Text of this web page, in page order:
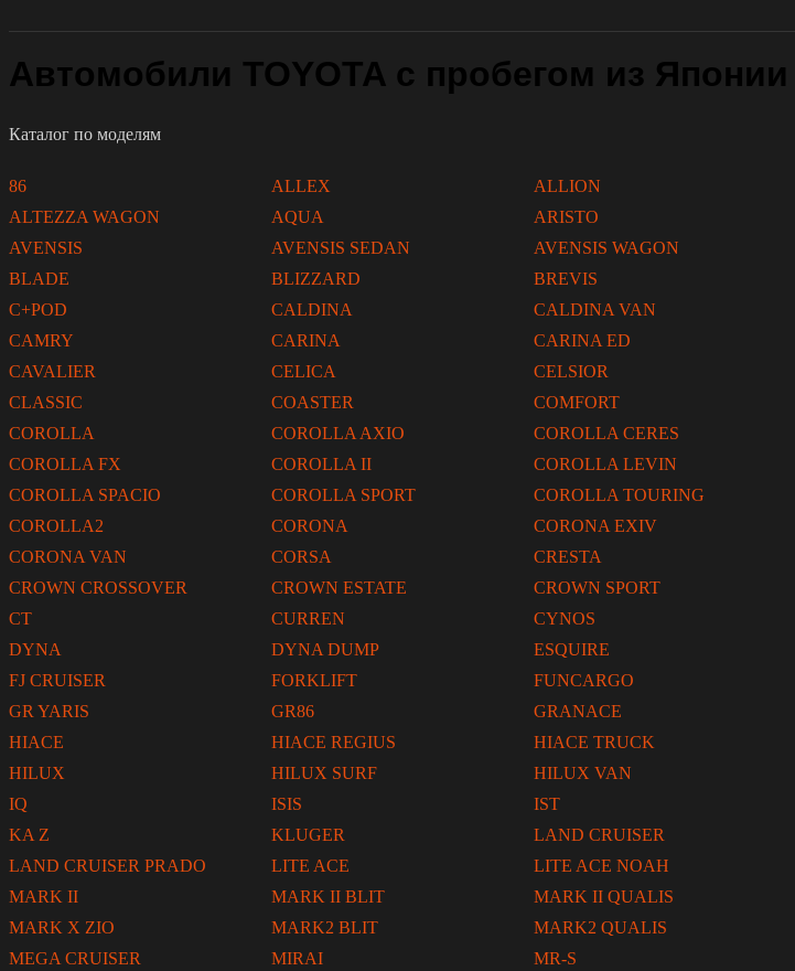
Автомобили TOYOTA с пробегом из Японии
Каталог по моделям
86 ALLEX ALLION
ALTEZZA WAGON
AQUA ARISTO
AVENSIS
AVENSIS SEDAN AVENSIS WAGON
BLADE
BLIZZARD BREVIS
C+POD
CALDINA CALDINA VAN
CAMRY
CARINA CARINA ED
CAVALIER
CELICA CELSIOR
CLASSIC
COASTER COMFORT
COROLLA
COROLLA AXIO COROLLA CERES
COROLLA FX
COROLLA II COROLLA LEVIN
COROLLA SPACIO
COROLLA SPORT COROLLA TOURING
COROLLA2
CORONA CORONA EXIV
CORONA VAN
CORSA CRESTA
CROWN CROSSOVER
CROWN ESTATE CROWN SPORT
CT
CURREN CYNOS
DYNA
DYNA DUMP ESQUIRE
FJ CRUISER
FORKLIFT FUNCARGO
GR YARIS
GR86 GRANACE
HIACE
HIACE REGIUS HIACE TRUCK
HILUX
HILUX SURF HILUX VAN
IQ
ISIS IST
KA Z
KLUGER LAND CRUISER
LAND CRUISER PRADO
LITE ACE LITE ACE NOAH
MARK II
MARK II BLIT MARK II QUALIS
MARK X ZIO
MARK2 BLIT MARK2 QUALIS
MEGA CRUISER
MIRAI MR-S